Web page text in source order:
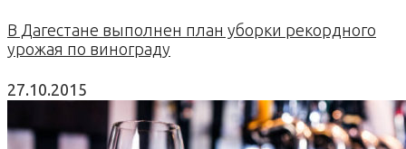
В Дагестане выполнен план уборки рекордного
урожая по винограду
27.10.2015